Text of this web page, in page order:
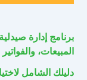
برنامج إدارة
المبيعات، والفواتير
دليلك الشامل